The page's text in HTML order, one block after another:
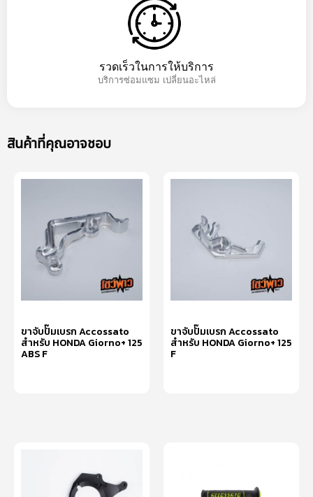
รวดเร็วในการให้บริการ
บริการซ่อมแซม เปลี่ยนอะไหล่
สินค้าที่คุณอาจชอบ
ขาจับปั๊มเบรก Accossato
สำหรับ HONDA Giorno+ 125
ABS F
ขาจับปั๊มเบรก Accossato
สำหรับ HONDA Giorno+ 125
F